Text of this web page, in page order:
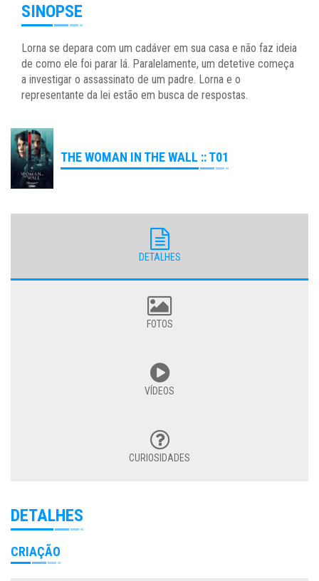
SINOPSE
Lorna se depara com um cadáver em sua casa e não faz ideia
de como ele foi parar lá. Paralelamente, um detetive começa
a investigar o assassinato de um padre. Lorna e o
representante da lei estão em busca de respostas.
THE WOMAN IN THE WALL :: T01
DETALHES
FOTOS
VÍDEOS
CURIOSIDADES
DETALHES
CRIAÇÃO